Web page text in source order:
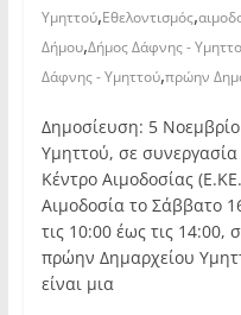
Υμηττού,Εθελοντισμός,
Δήμου,Δήμος Δάφνης -
Δάφνης - Υμηττού,πρώην
Δημοσίευση: 5
Υμηττού, σε συνεργασία
Κέντρο Αιμοδοσίας
Αιμοδοσία το Σάββατο
τις 10:00 έως τις
πρώην Δημαρχείου
είναι μια